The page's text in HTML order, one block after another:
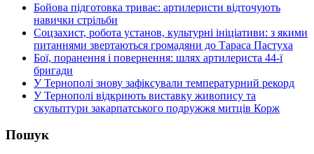
Бойова підготовка триває: артилеристи відточують
навички стрільби
Соцзахист, робота установ, культурні ініціативи: з якими
питаннями звертаються громадяни до Тараса Пастуха
Бої, поранення і повернення: шлях артилериста 44-ї
бригади
У Тернополі знову зафіксували температурний рекорд
У Тернополі відкриють виставку живопису та
скульптури закарпатського подружжя митців Корж
Пошук